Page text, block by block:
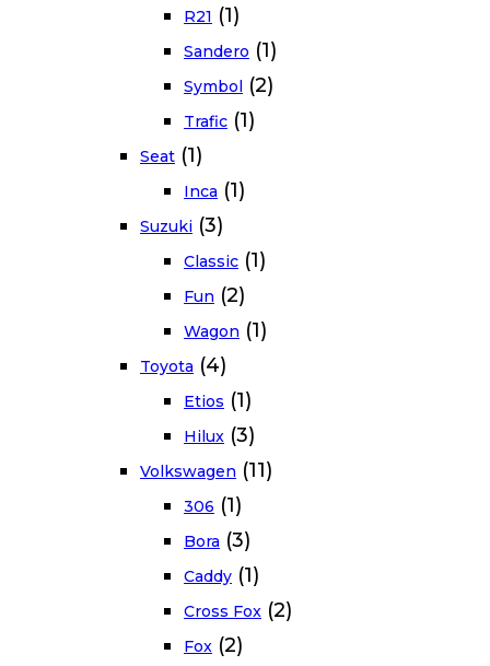
R21 (1)
Sandero (1)
Symbol (2)
Trafic (1)
Seat (1)
Inca (1)
Suzuki (3)
Classic (1)
Fun (2)
Wagon (1)
Toyota (4)
Etios (1)
Hilux (3)
Volkswagen (11)
306 (1)
Bora (3)
Caddy (1)
Cross Fox (2)
Fox (2)